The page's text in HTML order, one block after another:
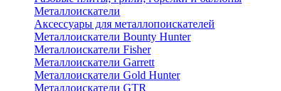
Металлоискатели
Аксессуары для металлопоискателей
Металлоискатели Bounty Hunter
Металлоискатели Fisher
Металлоискатели Garrett
Металлоискатели Gold Hunter
Металлоискатели GTR